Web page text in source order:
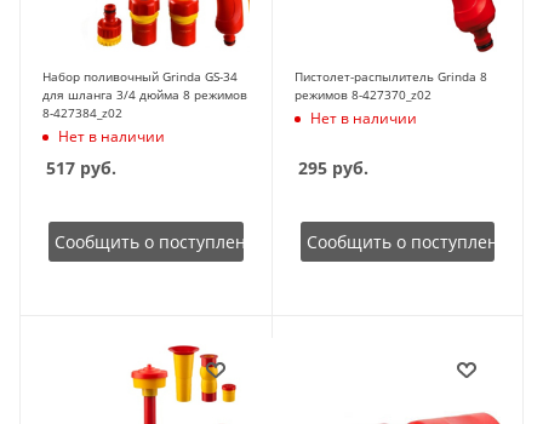
Набор поливочный Grinda GS-34
для шланга 3/4 дюйма 8 режимов
8-427384_z02
Нет в наличии
517 руб.
Сообщить о поступлении
Пистолет-распылитель Grinda 8
режимов 8-427370_z02
Нет в наличии
295руб.
Сообщить о поступлении